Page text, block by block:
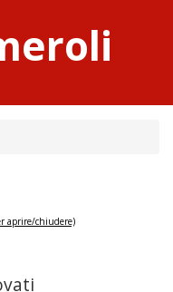
aprire/chiudere)